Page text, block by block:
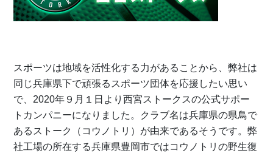
スポーツは地域を活性化する力があることから、弊社は
同じ兵庫県下で頑張るスポーツ団体を応援したい思い
で、2020年９月１日より西宮ストークスの公式サポー
トカンパニーになりました。クラブ名は兵庫県の県鳥で
あるストーク（コウノトリ）が由来であるそうです。弊
社工場の所在する兵庫県豊岡市ではコウノトリの野生復